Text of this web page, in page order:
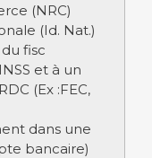
(NRC)
(Id. Nat.)
fisc
et à un
(Ex :FEC,
dans une
bancaire)